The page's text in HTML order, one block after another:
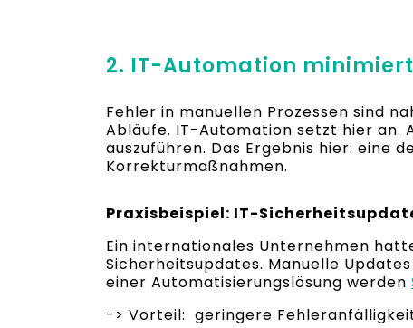
2. IT-Automation
Fehler in manuellen Prozessen sind
Abläufe. IT-Automation setzt hier an.
auszuführen. Das Ergebnis hier: eine
Korrekturmaßnahmen.
Praxisbeispiel: IT-
Ein internationales Unternehmen
Sicherheitsupdates. Manuelle
einer Automatisierungslösung werden
-> Vorteil: geringere